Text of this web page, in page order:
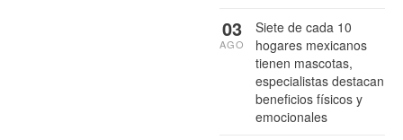
Siete de cada 10
hogares mexicanos
tienen mascotas,
especialistas destacan
beneficios físicos y
emocionales
03
AGO